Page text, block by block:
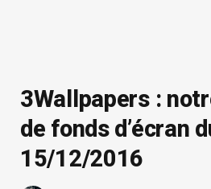
3Wallpapers :
de fonds d’écran
15/12/2016